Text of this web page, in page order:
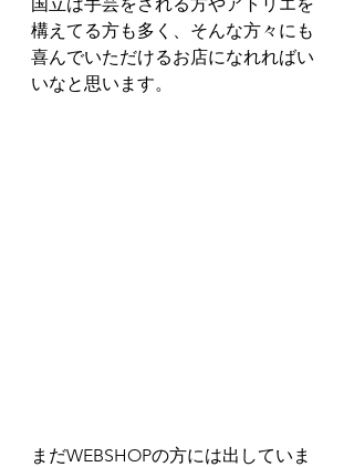
構えてる方も多く、そんな方々にも
喜んでいただけるお店になれればい
いなと思います。
まだWEBSHOPの方には出していま